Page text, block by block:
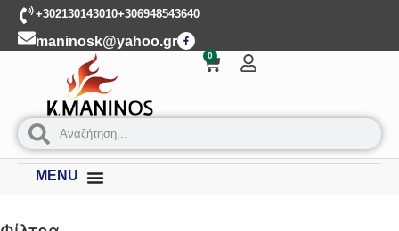
+302130143010+306948543640
maninosk@yahoo.gr
0
MENU